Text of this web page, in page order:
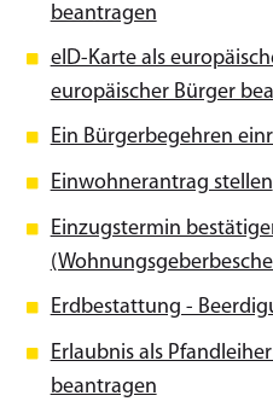
beantragen
eID-Karte als
europäischer Bürger
Ein Bürgerbegehren
Einwohnerantrag stellen
Einzugstermin
Erdbestattung -
Erlaubnis als
beantragen